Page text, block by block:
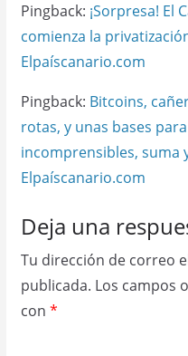
Pingback: ¡Sorpresa! El
comienza la
Elpaíscanario.com
Pingback: Bitcoins,
rotas, y unas bases
incomprensibles, suma
Elpaíscanario.com
Deja una
Tu dirección de correo
publicada. Los campos
con *